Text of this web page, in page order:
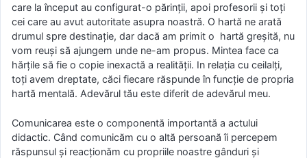
care la început au configurat-o părinții, apoi profesorii și toți
cei care au avut autoritate asupra noastră. O hartă ne arată
drumul spre destinație, dar dacă am primit o hartă greșită, nu
vom reuși să ajungem unde ne-am propus. Mintea face ca
hărțile să fie o copie inexactă a realității. In relația cu ceilalți,
toți avem dreptate, căci fiecare răspunde în funcție de propria
hartă mentală. Adevărul tău este diferit de adevărul meu.
Comunicarea este o componentă importantă a actului
didactic. Când comunicăm cu o altă persoană îi percepem
răspunsul și reacționăm cu propriile noastre gânduri și